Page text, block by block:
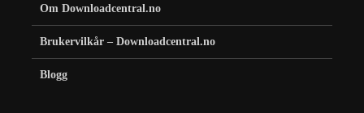
Om Downloadcentral.no
Brukervilkår – Downloadcentral.no
Blogg